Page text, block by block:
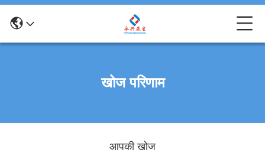
खोज परिणाम
आपकी खोज